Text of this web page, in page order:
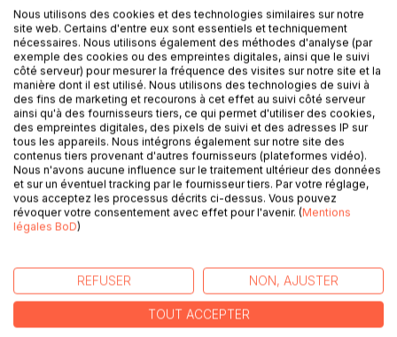
DESCRIPTION
Venez découvrir la pensée de Leibniz grâce à une analyse
philosophique de référence ! Écrite par un spécialiste
universitaire, cette étude est recommandée par de
nombreux enseignants. Cet ouvrage contient notamment la
biographie du philosophe, le résumé détaillé de sa pensée,
ainsi que l'analyse de son courant philosophique.
Retrouvez tous nos titres sur : www.fichedelecture.fr.
AUTEUR(S)
CRITIQUES PRESSE
Nous utilisons des cookies et des technologies similaires sur notre
site web. Certains d'entre eux sont essentiels et techniquement
nécessaires. Nous utilisons également des méthodes d'analyse (par
exemple des cookies ou des empreintes digitales, ainsi que le suivi
côté serveur) pour mesurer la fréquence des visites sur notre site et la
manière dont il est utilisé. Nous utilisons des technologies de suivi à
des fins de marketing et recourons à cet effet au suivi côté serveur
ainsi qu'à des fournisseurs tiers, ce qui permet d'utiliser des cookies,
des empreintes digitales, des pixels de suivi et des adresses IP sur
tous les appareils. Nous intégrons également sur notre site des
contenus tiers provenant d'autres fournisseurs (plateformes vidéo).
Nous n'avons aucune influence sur le traitement ultérieur des données
et sur un éventuel tracking par le fournisseur tiers. Par votre réglage,
vous acceptez les processus décrits ci-dessus. Vous pouvez
révoquer votre consentement avec effet pour l'avenir. (Mentions
légales BoD)
REFUSER NON, AJUSTER
TOUT ACCEPTER